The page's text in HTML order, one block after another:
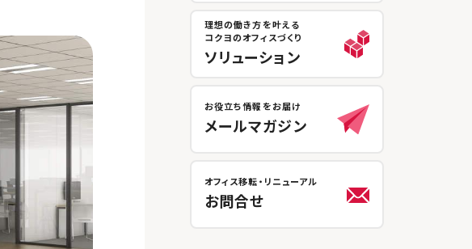
理想の働き方を叶える
コクヨのオフィスづくり
ソリューション
お役立ち情報をお届け
メールマガジン
オフィス移転・リニューアル
お問合せ